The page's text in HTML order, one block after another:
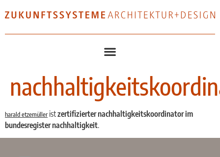
harald etzemüller istzertifizierter nachhaltigkeitskoordinator im
bundesregister nachhaltigkeit.